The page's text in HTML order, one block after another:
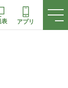
表 アプリ